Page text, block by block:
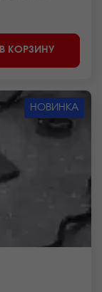
В КОРЗИНУ
НОВИНКА